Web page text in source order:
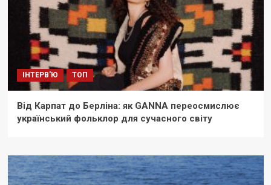
ІНТЕРВ'Ю ТОП
Від Карпат до Берліна: як GANNA переосмислює
український фольклор для сучасного світу